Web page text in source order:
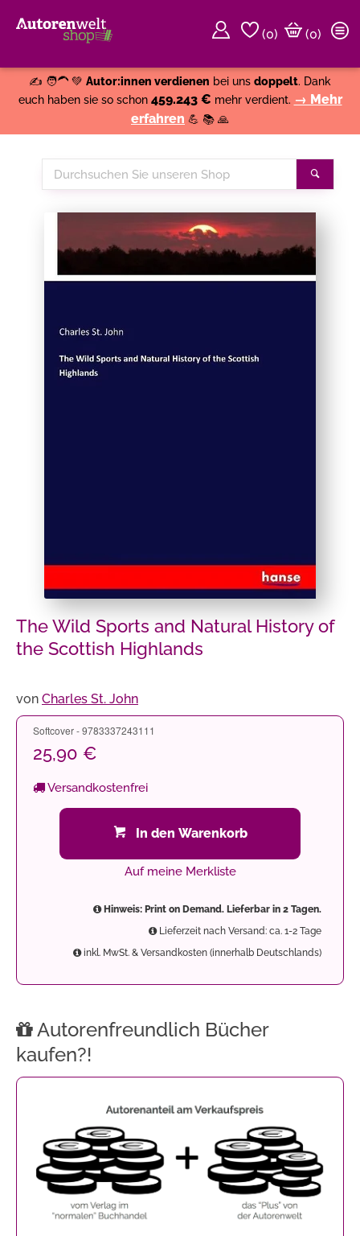
(0)
(0)
✍️ 🧑‍🦱 💚 Autor:innen verdienen bei uns doppelt. Dank
euch haben sie so schon 459.243 € mehr verdient. → Mehr
erfahren 💪 📚 🙏
Durchsuchen
Sie
The Wild Sports and Natural History of
the Scottish Highlands
von Charles St. John
Softcover - 9783337243111
25,90 €
Versandkostenfrei
In den Warenkorb
Auf meine Merkliste
Hinweis: Print on Demand. Lieferbar in 2 Tagen.
Lieferzeit nach Versand: ca. 1-2 Tage
inkl. MwSt. & Versandkosten (innerhalb Deutschlands)
Autorenfreundlich Bücher
kaufen?!